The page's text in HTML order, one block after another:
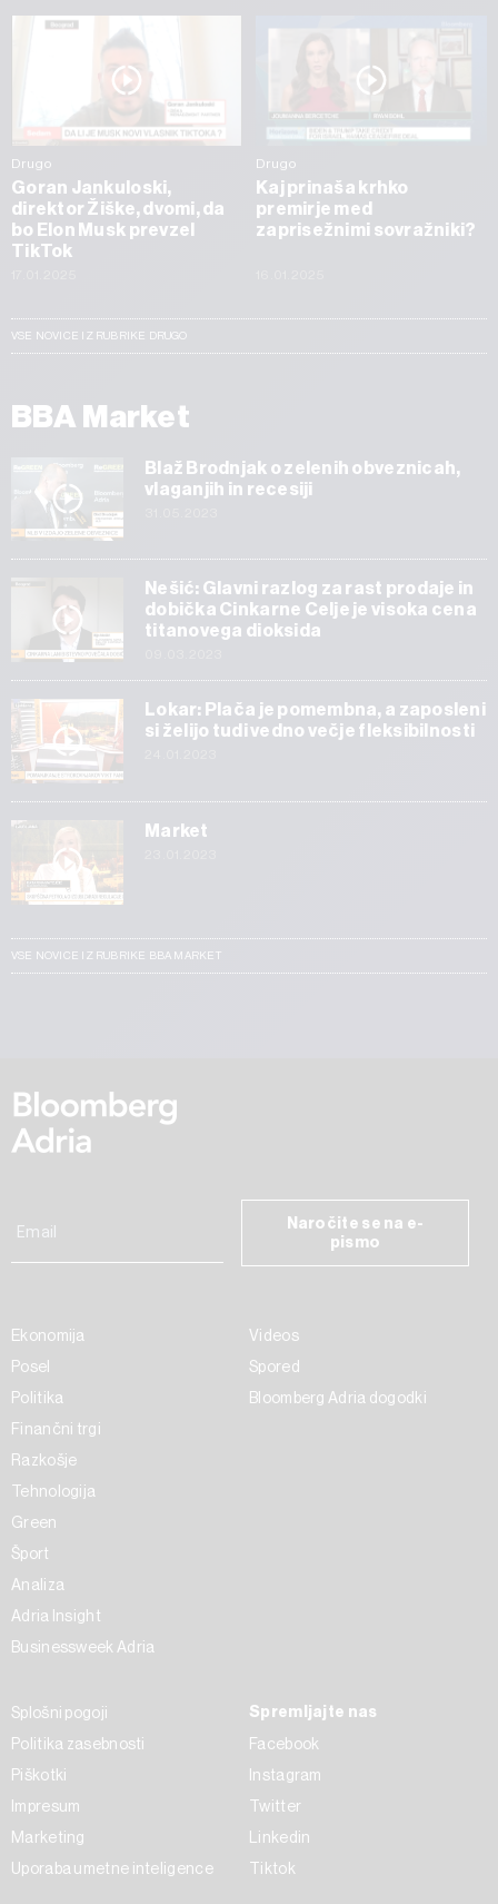
Drugo
Goran Jankuloski,
direktor Žiške, dvomi, da
bo Elon Musk prevzel
TikTok
Drugo
Kaj prinaša krhko
premirje med
zaprisežnimi sovražniki?
VSE NOVICE IZ RUBRIKE DRUGO
BBA Market
Blaž Brodnjak o zelenih obveznicah,
vlaganjih in recesiji
Nešić: Glavni razlog za rast prodaje in
dobička Cinkarne Celje je visoka cena
titanovega dioksida
Lokar: Plača je pomembna, a zaposleni
si želijo tudi vedno večje fleksibilnosti
Market
VSE NOVICE IZ RUBRIKE BBA MARKET
Naročite se na e-
pismo
Ekonomija
Posel
Politika
Finančni trgi
Razkošje
Tehnologija
Green
Šport
Analiza
Adria Insight
Businessweek Adria
Videos
Spored
Bloomberg Adria dogodki
Splošni pogoji
Politika zasebnosti
Piškotki
Impresum
Marketing
Uporaba umetne inteligence
Spremljajte nas
Facebook
Instagram
Twitter
Linkedin
Tiktok